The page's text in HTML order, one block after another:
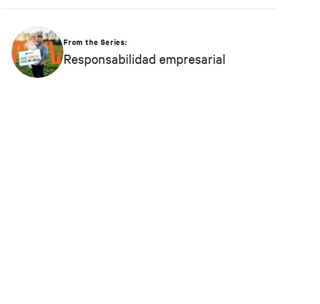
disponibilidad, escalabilidad y eficiencia que los
años de experiencia en centros de datos, ha
ocupado puestos como Vicepresidente de
Ingeniería y vicepresidente de ingeniería y
From the Series:
Responsabilidad empresarial